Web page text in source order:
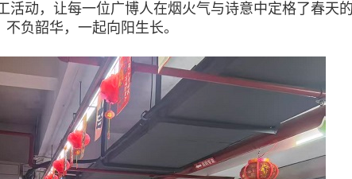
活动，让每一位广博人在烟火气与诗意中定格了春天
负韶华，一起向阳生长。